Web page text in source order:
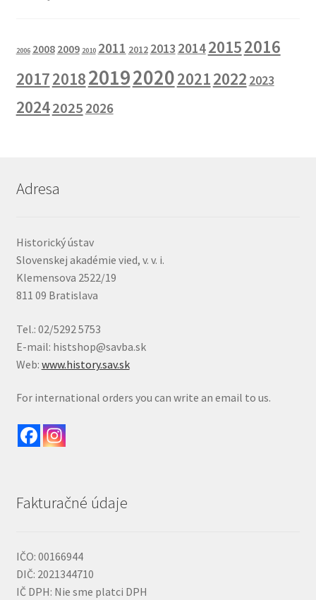
2006 2008 2009 2010 2011 2012 2013 201420152016
201720182019202020212022 2023
20242025 2026
Adresa
Historický ústav
Slovenskej akadémie vied, v. v. i.
Klemensova 2522/19
811 09 Bratislava
Tel.: 02/5292 5753
E-mail: histshop@savba.sk
Web: www.history.sav.sk
For international orders you can write an email to us.
Fakturačné údaje
IČO: 00166944
DIČ: 2021344710
IČ DPH: Nie sme platci DPH